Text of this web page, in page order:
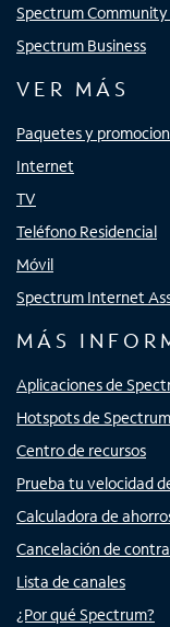
Spectrum
Spectrum Business
VER MÁS
Paquetes y
Internet
TV
Teléfono Residencial
Móvil
Spectrum Internet
MÁS
Aplicaciones de
Hotspots de
Centro de recursos
Prueba tu velocidad
Calculadora de
Cancelación de
Lista de canales
¿Por qué Spectrum?